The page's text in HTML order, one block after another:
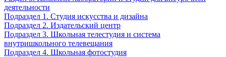
деятельности
Подраздел 1. Студия искусства и дизайна
Подраздел 2. Издательский центр
Подраздел 3. Школьная телестудия и система
внутришкольного телевещания
Подраздел 4. Школьная фотостудия